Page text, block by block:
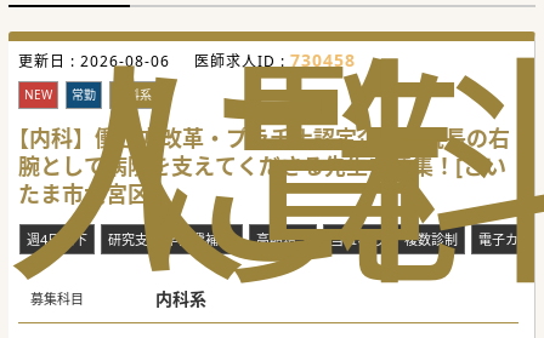
人
に
覧
更新日 : 2026-08-06 医師求人ID : 730458
NEW 常勤 内科系
【内科】働き方改革・プラチナ認定企業★院長の右
腕として病院を支えてくださる先生を募集！[さい
たま市大宮区]
週4日以下 研究支援(学会費補助) 高額給与 当直なし 複数診制 電子カルテ
募集科目 内科系